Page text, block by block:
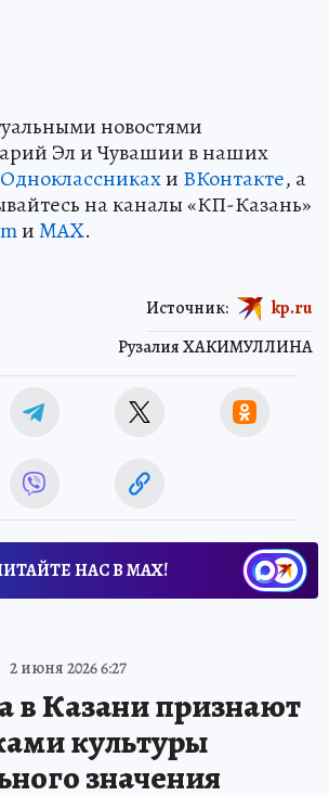
новостями
Эл и Чувашии в наших
Одноклассникахи ВКонтакте, а
на каналы «КП-Казань»
иMAX.
Рузалия ХАКИМУЛЛИНА
Источник: kp.ru
НАС В МАХ!
2 июня 2026 6:27
в Казани признают
культуры
значения